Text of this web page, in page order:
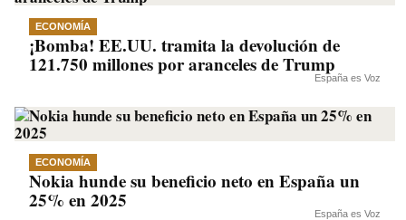
ECONOMÍA
¡Bomba! EE.UU. tramita la devolución de
121.750 millones por aranceles de Trump
España es Voz
ECONOMÍA
Nokia hunde su beneficio neto en España un
25% en 2025
España es Voz